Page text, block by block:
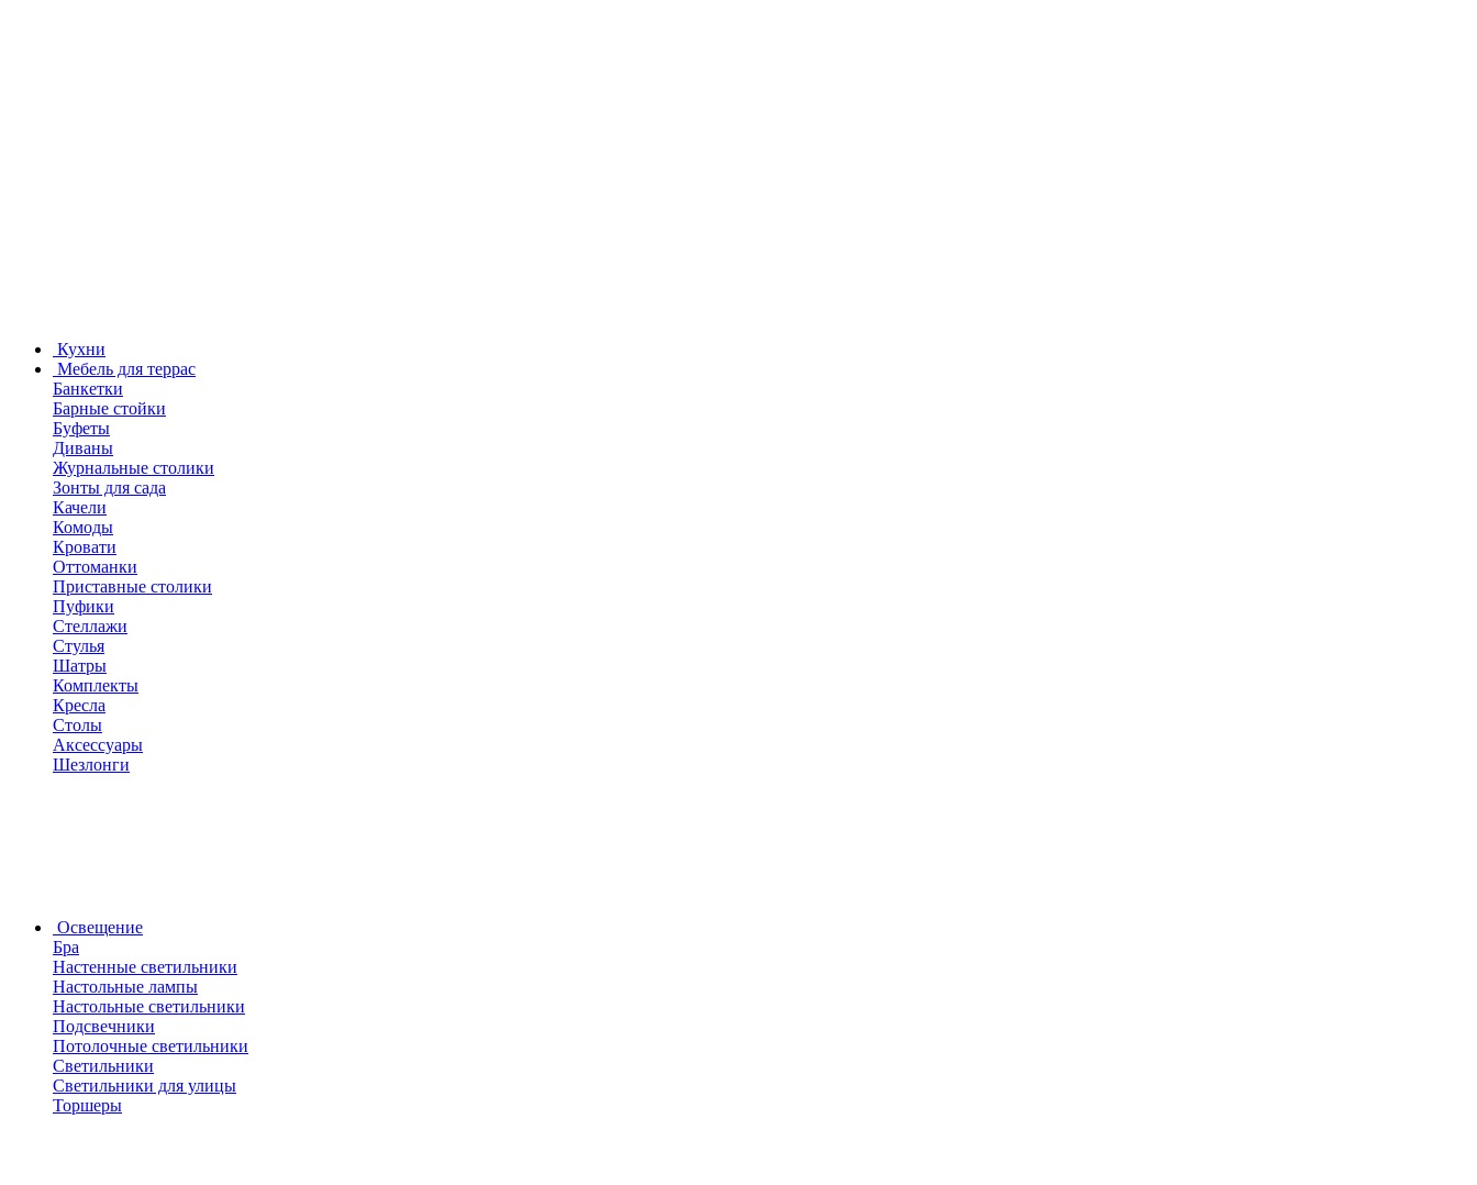
Кухни
Мебель для террас
Банкетки
Барные стойки
Буфеты
Диваны
Журнальные столики
Зонты для сада
Качели
Комоды
Кровати
Оттоманки
Приставные столики
Пуфики
Стеллажи
Стулья
Шатры
Комплекты
Кресла
Столы
Аксессуары
Шезлонги
Освещение
Бра
Настенные светильники
Настольные лампы
Настольные светильники
Подсвечники
Потолочные светильники
Светильники
Светильники для улицы
Торшеры